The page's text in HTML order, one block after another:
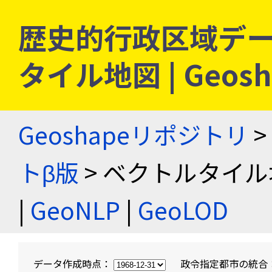
歴史的行政区域デ
タイル地図 |
Geoshapeリポジトリ >
トβ版 > ベクトルタイ
| GeoNLP | GeoLOD
データ作成時点： 政令指定都市の統